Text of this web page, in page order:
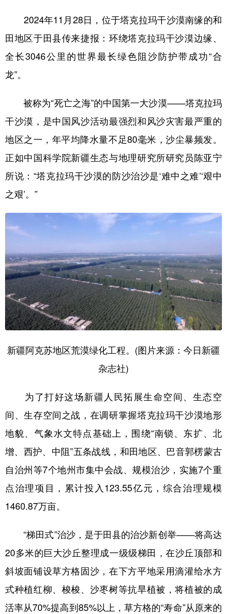
2024年11月28日，位于塔克拉玛干沙漠南缘的和
田地区于田县传来捷报：环绕塔克拉玛干沙漠边缘、
全长3046公里的世界最长绿色阻沙防护带成功“合
龙”。
被称为“死亡之海”的中国第一大沙漠——塔克拉玛
干沙漠，是中国风沙活动最强烈和风沙灾害最严重的
地区之一，年平均降水量不足80毫米，沙尘暴频发。
正如中国科学院新疆生态与地理研究所研究员陈亚宁
所说：“塔克拉玛干沙漠的防沙治沙是‘难中之难’‘艰中
之艰’。”
新疆阿克苏地区荒漠绿化工程。(图片来源：今日新疆
杂志社)
为了打好这场新疆人民拓展生命空间、生态空
间、生存空间之战，在调研掌握塔克拉玛干沙漠地形
地貌、气象水文特点基础上，围绕“南锁、东扩、北
增、西护、中阻”五条战线，和田地区、巴音郭楞蒙古
自治州等7个地州市集中会战、规模治沙，实施7个重
点治理项目，累计投入123.55亿元，综合治理规模
1460.87万亩。
“梯田式”治沙，是于田县的治沙新创举——将高达
20多米的巨大沙丘整理成一级级梯田，在沙丘顶部和
斜坡面铺设草方格固沙，在下方平地采用滴灌给水方
式种植红柳、梭梭、沙枣树等抗旱植被，将植被的成
活率从70%提高到85%以上，草方格的“寿命”从原来的